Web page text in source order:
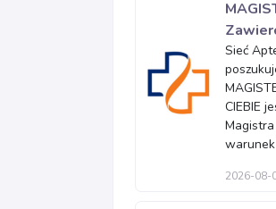
Sieć
CIEBIE
warunek
2026-08-